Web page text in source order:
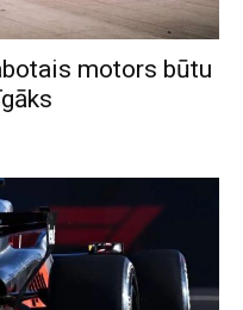
motors būtu